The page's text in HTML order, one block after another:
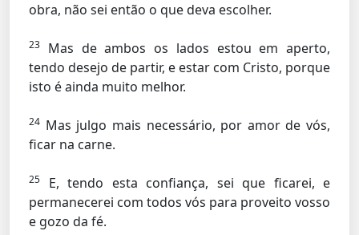
obra, não sei então o que deva escolher.
23
Mas de ambos os lados estou em aperto,
tendo desejo de partir, e estar com Cristo, porque
isto é ainda muito melhor.
24 Mas julgo mais necessário, por amor de vós,
ficar na carne.
25
E, tendo esta confiança, sei que ficarei, e
permanecerei com todos vós para proveito vosso
e gozo da fé.